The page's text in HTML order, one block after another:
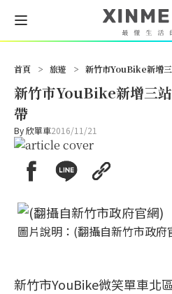
首頁 > 旅遊 > 新竹市YouBike新增
新竹市YouBike新增三
帶
By欣單車2016/11/21
圖片說明：(翻攝自新竹市政府
新竹市YouBike微笑單車北